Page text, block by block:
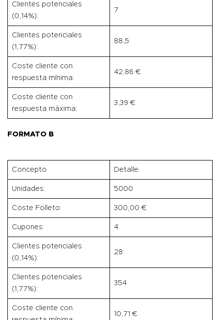
Clientes potenciales
(0,14%):
7
Clientes potenciales
(1,77%):
88,5
Coste cliente con
respuesta mínima:
42,86 €
Coste cliente con
respuesta máxima:
3,39 €
FORMATO B
Concepto Detalle
Unidades: 5000
Coste Folleto: 300,00 €
Cupones: 4
Clientes potenciales
(0,14%):
28
Clientes potenciales
(1,77%):
354
Coste cliente con
10,71 €